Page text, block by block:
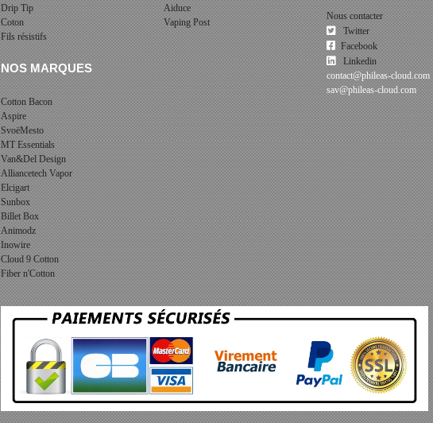
Drip Tip
Coton
Fils résistifs
NOS MARQUES
Cotton Bacon
Aspire
SvoëMesto
MT Essentials
Van&Del Design
Alliancetech Vapor
Elcigart
Sunbox
Billet Box
Animodz
Inowire
Cloud 9 Cotton
Fiber n'Cotton
Aiduce
Vaping Post
Nous contacter
Twitter
Facebook
Linkedin
contact@phileas-cloud.com
sav@phileas-cloud.com